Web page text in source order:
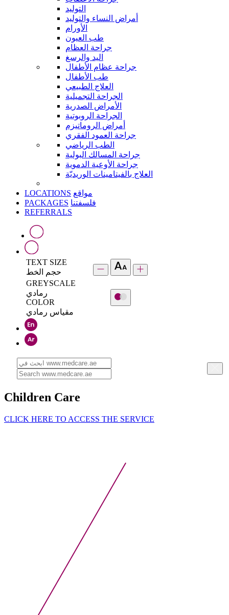
التوليد
أمراض النساء والتوليد
الأورام
طب العيون
جراحة العظام
اليد والرسغ
جراحة عظام الأطفال
طب الأطفال
العلاج الطبيعي
الجراحة التجميلية
الأمراض الصدرية
الجراحة الروبوتية
أمراض الروماتيزم
جراحة العمود الفقري
الطب الرياضي
جراحة المسالك البولية
جراحة الأوعية الدموية
العلاج بالفيتامينات الوريديّة
LOCATIONS مواقع
PACKAGES فلسفتنا
REFERRALS
TEXT SIZE
حجم الخط
GREYSCALE
رمادي
COLOR
مقياس رمادي
Children Care
CLICK HERE TO ACCESS THE SERVICE